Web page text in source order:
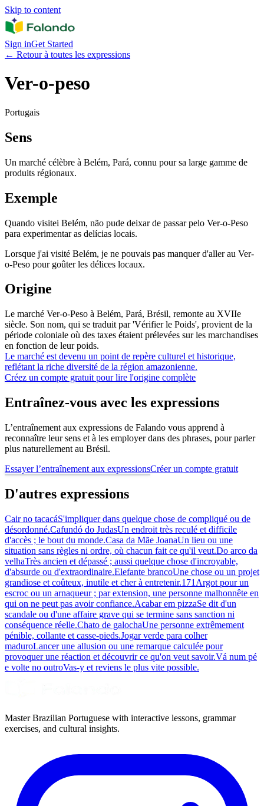
Skip to content
Sign inGet Started
← Retour à toutes les expressions
Ver-o-peso
Portugais
Sens
Un marché célèbre à Belém, Pará, connu pour sa large gamme de
produits régionaux.
Exemple
Quando visitei Belém, não pude deixar de passar pelo Ver-o-Peso
para experimentar as delícias locais.
Lorsque j'ai visité Belém, je ne pouvais pas manquer d'aller au Ver-
o-Peso pour goûter les délices locaux.
Origine
Le marché Ver-o-Peso à Belém, Pará, Brésil, remonte au XVIIe
siècle. Son nom, qui se traduit par 'Vérifier le Poids', provient de la
période coloniale où des taxes étaient prélevées sur les marchandises
en fonction de leur poids.
Le marché est devenu un point de repère culturel et historique,
reflétant la riche diversité de la région amazonienne.
Créez un compte gratuit pour lire l'origine complète
Entraînez-vous avec les expressions
L’entraînement aux expressions de Falando vous apprend à
reconnaître leur sens et à les employer dans des phrases, pour parler
plus naturellement au Brésil.
Essayer l’entraînement aux expressionsCréer un compte gratuit
D'autres expressions
Cair no tacacáS'impliquer dans quelque chose de compliqué ou de
désordonné.Cafundó do JudasUn endroit très reculé et difficile
d'accès ; le bout du monde.Casa da Mãe JoanaUn lieu ou une
situation sans règles ni ordre, où chacun fait ce qu'il veut.Do arco da
velhaTrès ancien et dépassé ; aussi quelque chose d'incroyable,
d'absurde ou d'extraordinaire.Elefante brancoUne chose ou un projet
grandiose et coûteux, inutile et cher à entretenir.171 Argot pour un
escroc ou un arnaqueur ; par extension, une personne malhonnête en
qui on ne peut pas avoir confiance.Acabar em pizzaSe dit d'un
scandale ou d'une affaire grave qui se termine sans sanction ni
conséquence réelle.Chato de galochaUne personne extrêmement
pénible, collante et casse-pieds.Jogar verde para colher
maduroLancer une allusion ou une remarque calculée pour
provoquer une réaction et découvrir ce qu'on veut savoir.Vá num pé
e volte no outroVas-y et reviens le plus vite possible.
Master Brazilian Portuguese with interactive lessons, grammar
exercises, and cultural insights.